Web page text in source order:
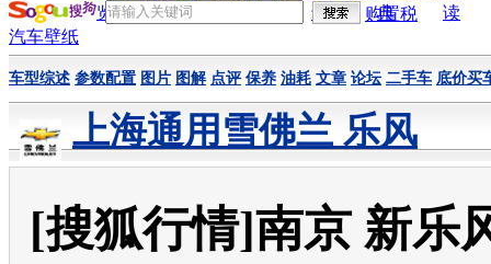
览器
赏
询
典
读
购置税
汽车壁纸
车型综述 参数配置 图片 图解 点评 保养 油耗 文章 论坛 二手车 底价买
上海通用雪佛兰 乐风
[搜狐行情]南京 新乐